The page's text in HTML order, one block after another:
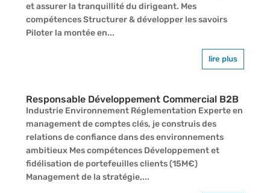
et assurer la tranquillité du dirigeant. Mes
compétences Structurer & développer les savoirs
Piloter la montée en...
lire plus
Responsable Développement Commercial B2B
Industrie Environnement Réglementation Experte en
management de comptes clés, je construis des
relations de confiance dans des environnements
ambitieux Mes compétences Développement et
fidélisation de portefeuilles clients (15M€)
Management de la stratégie,...